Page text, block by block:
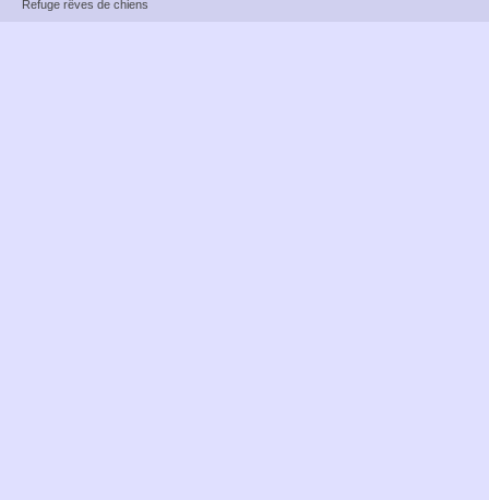
Refuge rêves de chiens